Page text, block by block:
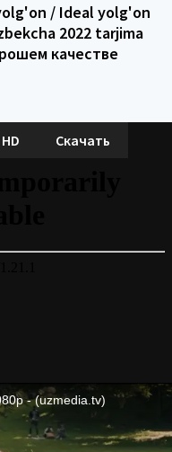
/ Ideal yolg'on
2022 tarjima
качестве
Скачать